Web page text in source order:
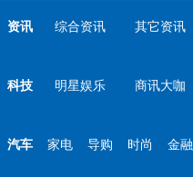
资讯 综合资讯 其它资讯
科技 明星娱乐 商讯大咖
汽车 家电 导购 时尚 金融